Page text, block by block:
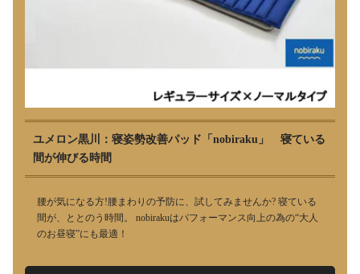
ユメロン黒川：寝姿勢改善パッド「nobiraku」 寝ている
間が伸びる時間
腰が気になる方!腰まわりの予防に、試してみませんか? 寝ている
間が、ととのう時間。 nobirakuはパフォーマンス向上の為の“大人
のお昼寝”にも最適！